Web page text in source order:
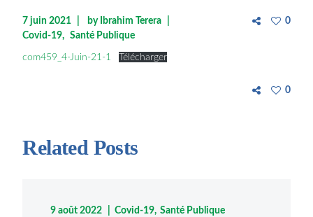
7 juin 2021 by Ibrahim Terera
Covid-19
Santé Publique
0
com459_4-Juin-21-1 Télécharger
0
Related Posts
9 août 2022 Covid-19 Santé Publique